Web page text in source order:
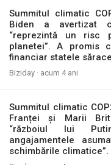
Summitul climatic
Biden a avertizat
“reprezintă un risc
planetei”. A promis
financiar statele
Biziday · acum 4 ani
Summitul climatic
Franței și Marii
“războiul lui
angajamentele
schimbările climatice”.